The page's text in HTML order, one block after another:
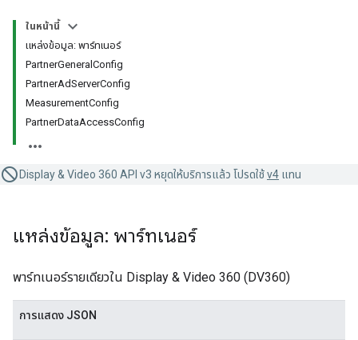
ในหน้านี้
แหล่งข้อมูล: พาร์ทเนอร์
PartnerGeneralConfig
PartnerAdServerConfig
MeasurementConfig
PartnerDataAccessConfig
Display & Video 360 API v3 หยุดให้บริการแล้ว โปรดใช้v4 แทน
แหล่งข้อมูล: พาร์ทเนอร์
พาร์ทเนอร์รายเดียวใน Display & Video 360 (DV360)
การแสดง JSON